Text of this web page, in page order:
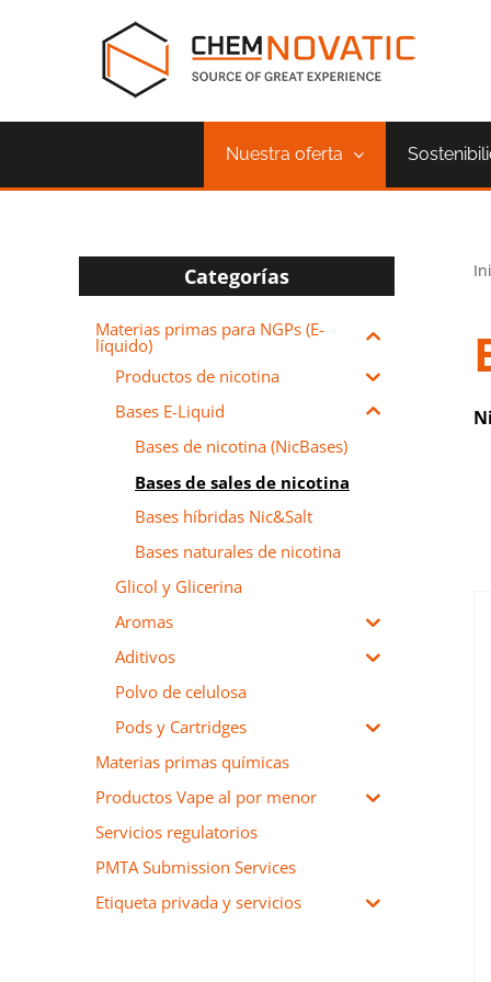
Nuestra oferta
Las NicSalt Bases son bases
primera calidad dedicadas a
la fabricación de e-líquidos.
DETALLES
Categorías
Materias primas para NGPs (E-
líquido)
Productos de nicotina
Bases E-Liquid
Bases de nicotina (NicBases)
Bases de sales de nicotina
Bases híbridas Nic&Salt
Bases naturales de nicotina
Glicol y Glicerina
Aromas
Aditivos
Polvo de celulosa
Pods y Cartridges
Materias primas químicas
Productos Vape al por menor
Servicios regulatorios
PMTA Submission Services
Etiqueta privada y servicios